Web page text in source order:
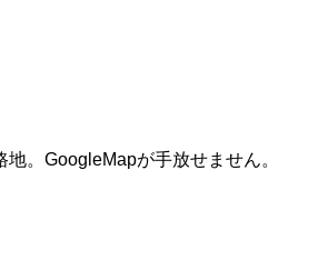
。GoogleMapが手放せません。